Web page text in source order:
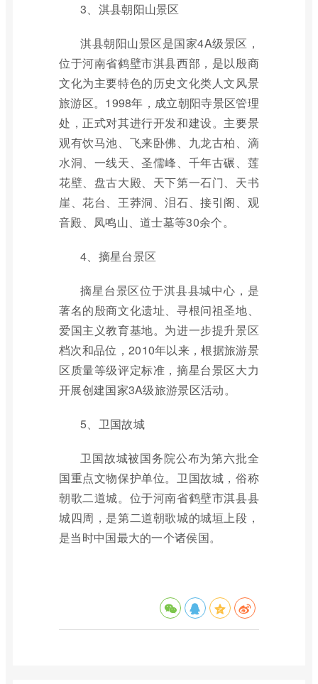
3、淇县朝阳山景区
淇县朝阳山景区是国家4A级景区，
位于河南省鹤壁市淇县西部，是以殷商
文化为主要特色的历史文化类人文风景
旅游区。1998年，成立朝阳寺景区管理
处，正式对其进行开发和建设。主要景
观有饮马池、飞来卧佛、九龙古柏、滴
水洞、一线天、圣儒峰、千年古碾、莲
花壁、盘古大殿、天下第一石门、天书
崖、花台、王莽洞、泪石、接引阁、观
音殿、凤鸣山、道士墓等30余个。
4、摘星台景区
摘星台景区位于淇县县城中心，是
著名的殷商文化遗址、寻根问祖圣地、
爱国主义教育基地。为进一步提升景区
档次和品位，2010年以来，根据旅游景
区质量等级评定标准，摘星台景区大力
开展创建国家3A级旅游景区活动。
5、卫国故城
卫国故城被国务院公布为第六批全
国重点文物保护单位。卫国故城，俗称
朝歌二道城。位于河南省鹤壁市淇县县
城四周，是第二道朝歌城的城垣上段，
是当时中国最大的一个诸侯国。